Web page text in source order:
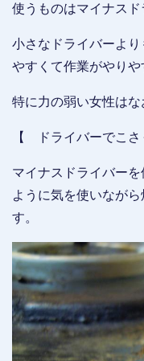
使うものはマイナスド
小さなドライバーよ
やすくて作業がやりや
特に力の弱い女性はな
【 ドライバーでこ
マイナスドライバー
ように気を使いなが
す。